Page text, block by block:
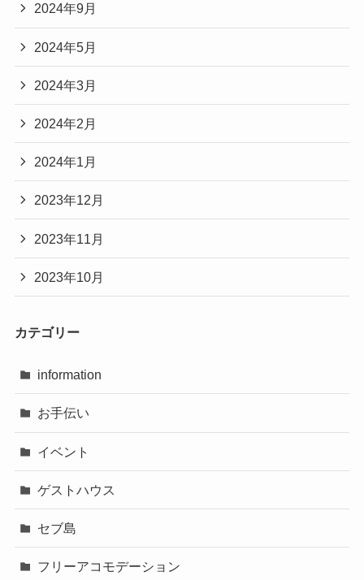
2024年9月
2024年5月
2024年3月
2024年2月
2024年1月
2023年12月
2023年11月
2023年10月
カテゴリー
information
お手伝い
イベント
ゲストハウス
セブ島
フリーアコモデーション